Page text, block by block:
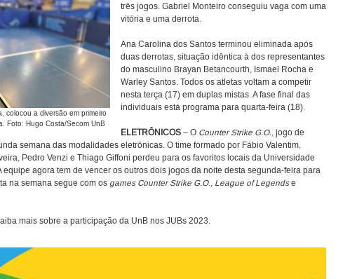
colocou a diversão em primeiro
Foto: Hugo Costa/Secom UnB
três jogos. Gabriel Monteiro conseguiu vaga com uma
vitória e uma derrota.
Ana Carolina dos Santos terminou eliminada após
duas derrotas, situação idêntica à dos representantes
do masculino Brayan Betancourth, Ismael Rocha e
Warley Santos. Todos os atletas voltam a competir
nesta terça (17) em duplas mistas. A fase final das
individuais está programa para quarta-feira (18).
ELETRÔNICOS – O Counter Strike G.O., jogo de
semana das modalidades eletrônicas. O time formado por Fábio Valentim,
Pedro Venzi e Thiago Giffoni perdeu para os favoritos locais da Universidade
equipe agora tem de vencer os outros dois jogos da noite desta segunda-feira para
na semana segue com os games Counter Strike G.O., League of Legendse
mais sobre a participação da UnB nos JUBs 2023.